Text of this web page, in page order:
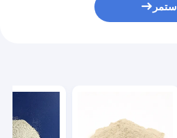
استمر